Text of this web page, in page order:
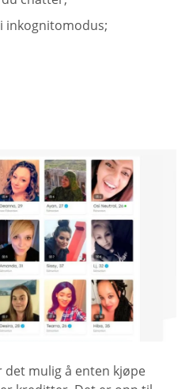
inkognitomodus;
det mulig å enten kjøpe